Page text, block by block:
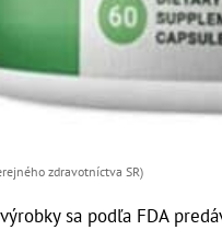
zdravotníctva SR)
sa podľa FDA